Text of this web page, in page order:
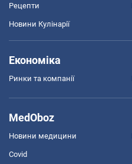
Рецепти
Новини Кулінарії
Економіка
Ринки та компанії
MedOboz
Новини медицини
Covid